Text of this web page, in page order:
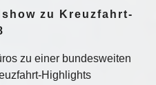
zu Kreuzfahrt-
zu einer bundesweiten
Highlights